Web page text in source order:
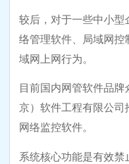
较后，对于一些中小
络管理软件、局域网
域网上网行为。
目前国内网管软件品
京）软件工程有限公司
网络监控软件。
系统核心功能是有效